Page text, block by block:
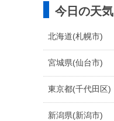
今日の天気
北海道(札幌市)
宮城県(仙台市)
東京都(千代田区)
新潟県(新潟市)